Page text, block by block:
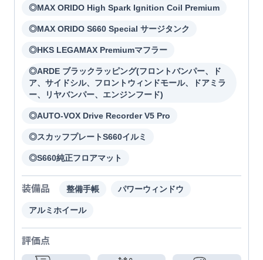
◎MAX ORIDO High Spark Ignition Coil Premium
◎MAX ORIDO S660 Special サージタンク
◎HKS LEGAMAX Premiumマフラー
◎ARDE ブラックラッピング(フロントバンパー、ド
ア、サイドシル、フロントウィンドモール、ドアミラ
ー、リヤバンパー、エンジンフード)
◎AUTO-VOX Drive Recorder V5 Pro
◎スカッフプレートS660イルミ
◎S660純正フロアマット
装備品 整備手帳 パワーウィンドウ
アルミホイール
評価点